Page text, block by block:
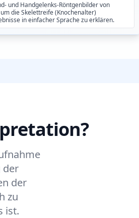
und Handgelenks-Röntgenbilder von
die Skelettreife (Knochenalter)
in einfacher Sprache zu erklären.
der
der
zu
ist.